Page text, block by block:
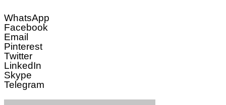
WhatsApp
Facebook
Email
Pinterest
Twitter
LinkedIn
Skype
Telegram